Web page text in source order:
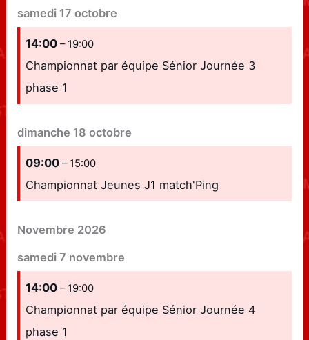
samedi 17 octobre
14:00– 19:00
Championnat par équipe Sénior Journée 3
phase 1
dimanche 18 octobre
09:00– 15:00
Championnat Jeunes J1 match'Ping
Novembre 2026
samedi 7 novembre
14:00– 19:00
Championnat par équipe Sénior Journée 4
phase 1